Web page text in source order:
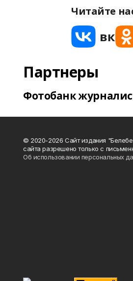
Читайте
Партнеры
Фотобанк
© 2020-2026 Сайт издания
сайта разрешено только с
Об использовании персональных